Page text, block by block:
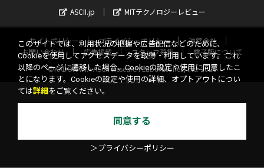
ASCII.jp
MITテクノロジーレビュー
サイトポリシー プライバシーポリシー
運営会社
お問い合わせ
広告掲載 スタッフ募集
電子版について
©KADOKAWA ASCII Research Laboratories, Inc. 2026
このサイトでは、利用状況の把握や広告配信などのために、
Cookieを使用してアクセスデータを取得・利用しています。これ
以降のページに遷移した場合、Cookieの設定や使用に同意したこ
とになります。Cookieの設定や使用の詳細、オプトアウトについ
ては詳細 をご覧ください。
同意する
＞プライバシーポリシー